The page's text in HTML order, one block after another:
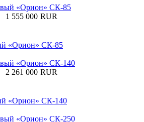
1 555 000 RUR
«Орион» СК-85
2 261 000 RUR
«Орион» СК-140